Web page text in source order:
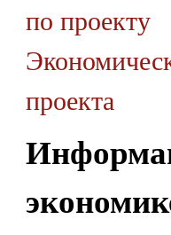
по проекту
проекта